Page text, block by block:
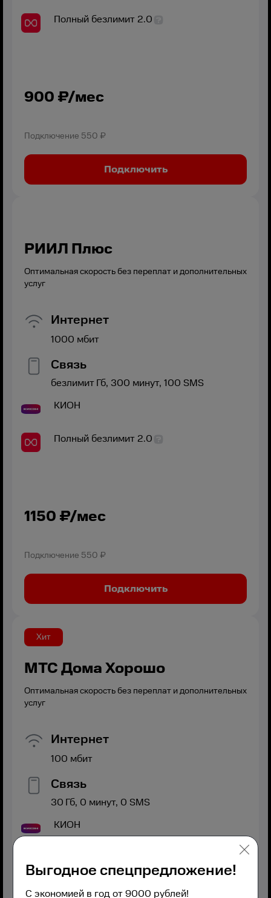
Полный безлимит 2.0
900 ₽/мес
Подключение 550 ₽
Подключить
РИИЛ Плюс
Оптимальная скорость без переплат и дополнительных
услуг
Интернет
1000 мбит
Связь
безлимитГб, 300 минут, 100 SMS
КИОН
Полный безлимит 2.0
1150 ₽/мес
Подключение 550 ₽
Подключить
Хит
МТС Дома Хорошо
Оптимальная скорость без переплат и дополнительных
услуг
Интернет
100 мбит
Связь
30 Гб, 0 минут, 0 SMS
КИОН
Выгодное спецпредложение!
С экономией в год от 9000 рублей!